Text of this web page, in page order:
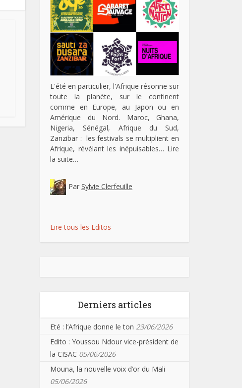
L'été en particulier, l'Afrique résonne sur
toute la planète, sur le continent
comme en Europe, au Japon ou en
Amérique du Nord. Maroc, Ghana,
Nigeria, Sénégal, Afrique du Sud,
Zanzibar : les festivals se multiplient en
Afrique, révélant les inépuisables… Lire
la suite…
Par Sylvie Clerfeuille
Lire tous les Editos
Derniers articles
Eté : l’Afrique donne le ton 23/06/2026
Edito : Youssou Ndour vice-président de
la CISAC 05/06/2026
Mouna, la nouvelle voix d’or du Mali
05/06/2026